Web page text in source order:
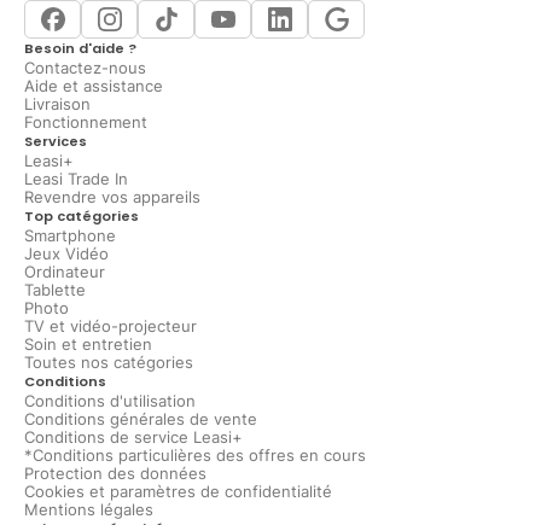
Besoin d'aide ?
Contactez-nous
Aide et assistance
Livraison
Fonctionnement
Services
Leasi+
Leasi Trade In
Revendre vos appareils
Top catégories
Smartphone
Jeux Vidéo
Ordinateur
Tablette
Photo
TV et vidéo-projecteur
Soin et entretien
Toutes nos catégories
Conditions
Conditions d'utilisation
Conditions générales de vente
Conditions de service Leasi+
*Conditions particulières des offres en cours
Protection des données
Cookies et paramètres de confidentialité
Mentions légales